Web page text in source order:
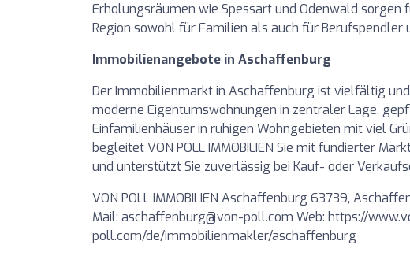
Erholungsräumen wie Spessart und Odenwald sorgen
Region sowohl für Familien als auch für
Immobilienangebote in Aschaffenburg
Der Immobilienmarkt in Aschaffenburg ist vielfältig
moderne Eigentumswohnungen in zentraler Lage,
Einfamilienhäuser in ruhigen Wohngebieten mit viel
begleitet VON POLL IMMOBILIEN Sie mit fundierter
und unterstützt Sie zuverlässig bei Kauf- oder
VON POLL IMMOBILIEN Aschaffenburg 63739,
Mail: aschaffenburg@von-poll.com Web: https://
poll.com/de/immobilienmakler/aschaffenburg